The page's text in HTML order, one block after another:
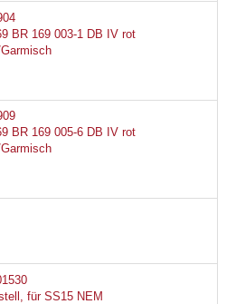
BR 169 003-1 DB IV rot
BR 169 005-6 DB IV rot
für SS15 NEM